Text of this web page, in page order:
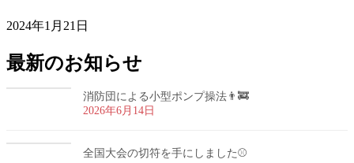
2024年1月21日
最新のお知らせ
消防団による小型ポンプ操法👨‍🚒
2026年6月14日
全国大会の切符を手にしました⚾